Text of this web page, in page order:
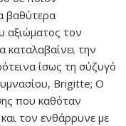
βαθύτερα
αξιώματος τον
καταλαβαίνει την
ίσως τη σύζυγό
Brigitte; Ο
που καθόταν
τον ενθάρρυνε με